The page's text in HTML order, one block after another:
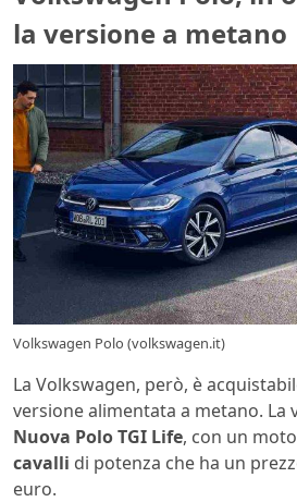
la versione a metano
Volkswagen Polo (volkswagen.it)
La Volkswagen, però, è
versione alimentata a metano. La
Nuova Polo TGI Life, con un
cavalli di potenza che ha un
euro.